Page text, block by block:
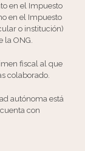
en el Impuesto
en el Impuesto
o institución)
la ONG.
fiscal al que
colaborado.
autónoma está
con